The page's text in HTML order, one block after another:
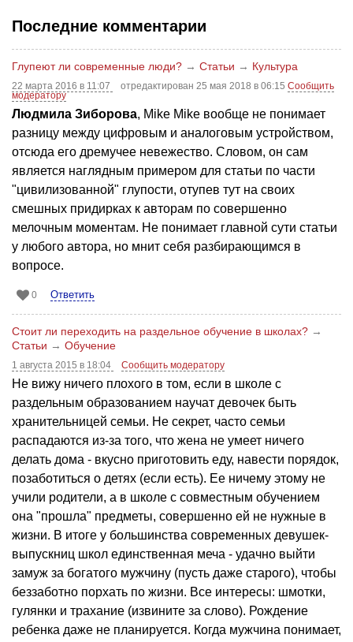
Последние комментарии
Глупеют ли современные люди? → Статьи → Культура
22 марта 2016 в 11:07 отредактирован 25 мая 2018 в 06:15 Сообщить
модератору
Людмила Зиборова, Mike Mike вообще не понимает
разницу между цифровым и аналоговым устройством,
отсюда его дремучее невежество. Словом, он сам
является наглядным примером для статьи по части
"цивилизованной" глупости, отупев тут на своих
смешных придирках к авторам по совершенно
мелочным моментам. Не понимает главной сути статьи
у любого автора, но мнит себя разбирающимся в
вопросе.
0 Ответить
Стоит ли переходить на раздельное обучение в школах? →
Статьи → Обучение
1 августа 2015 в 18:04 Сообщить модератору
Не вижу ничего плохого в том, если в школе с
раздельным образованием научат девочек быть
хранительницей семьи. Не секрет, часто семьи
распадаются из-за того, что жена не умеет ничего
делать дома - вкусно приготовить еду, навести порядок,
позаботиться о детях (если есть). Ее ничему этому не
учили родители, а в школе с совместным обучением
она "прошла" предметы, совершенно ей не нужные в
жизни. В итоге у большинства современных девушек-
выпускниц школ единственная меча - удачно выйти
замуж за богатого мужчину (пусть даже старого), чтобы
беззаботно порхать по жизни. Все интересы: шмотки,
гулянки и трахание (извините за слово). Рождение
ребенка даже не планируется. Когда мужчина понимает,